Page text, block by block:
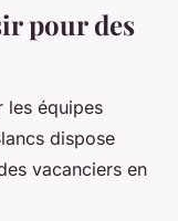
pour des
les équipes
dispose
vacanciers en